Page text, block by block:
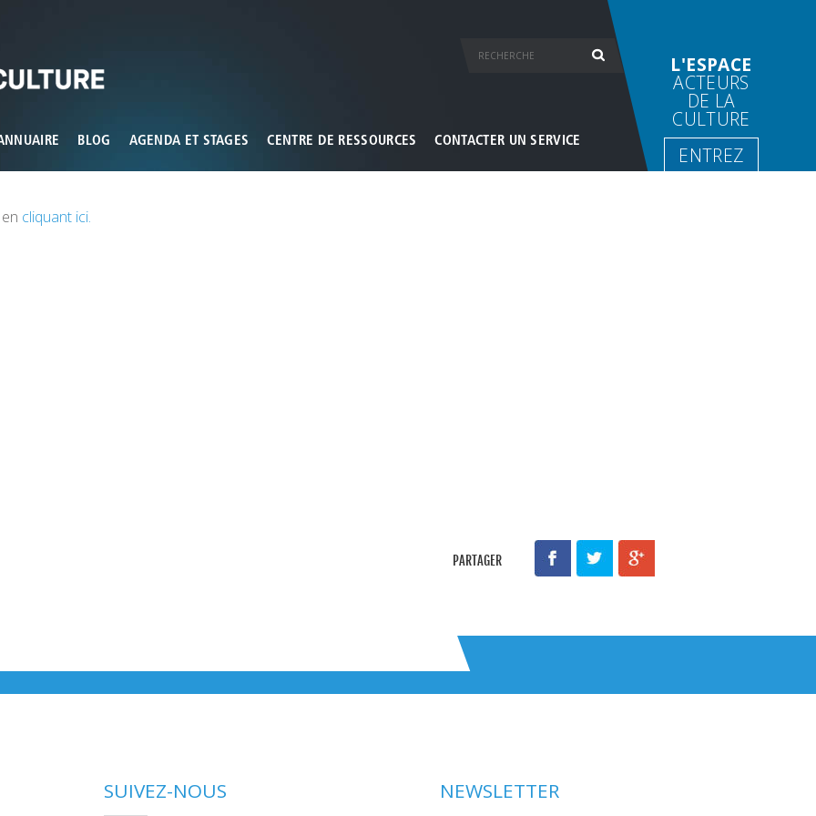
BLOG AGENDA ET STAGES CENTRE DE RESSOURCES
L'ESPACE
ACTEURS
DE LA
CULTURE
ENTREZ
CONTACTER UN SERVICE
cliquant ici.
PARTAGER
SUIVEZ-NOUS NEWSLETTER